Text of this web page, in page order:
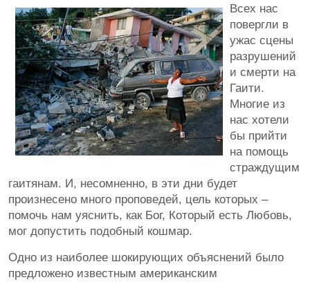
Всех нас
повергли в
ужас сцены
разрушений
и смерти на
Гаити.
Многие из
нас хотели
бы прийти
на помощь
страждущим
гаитянам. И, несомненно, в эти дни будет
произнесено много проповедей, цель которых –
помочь нам уяснить, как Бог, Который есть Любовь,
мог допустить подобный кошмар.
Одно из наиболее шокирующих объяснений было
предложено известным американским